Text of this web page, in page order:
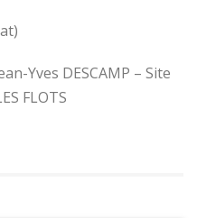
Yves DESCAMP – Site
FLOTS